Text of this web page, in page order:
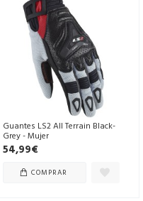
Guantes LS2 All Terrain Black-
Grey - Mujer
54,99€
COMPRAR